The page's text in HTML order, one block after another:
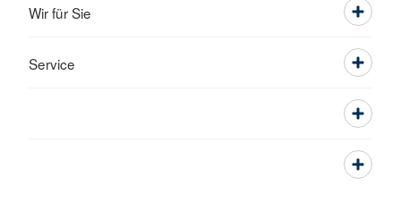
Wir für Sie
Service